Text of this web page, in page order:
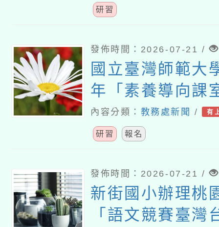
論壇（中區臺中
研習
發佈時間：2026-07-21 /
國立臺灣師範大
年「素養導向課
建置暨推廣計畫
講座
內容分類： 教務處新聞 / 有
研習 報名
發佈時間：2026-07-21 /
新街國小辦理桃
「語文競賽臺灣